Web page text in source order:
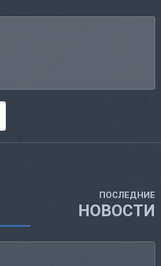
ПОСЛЕДНИЕ
НОВОСТИ